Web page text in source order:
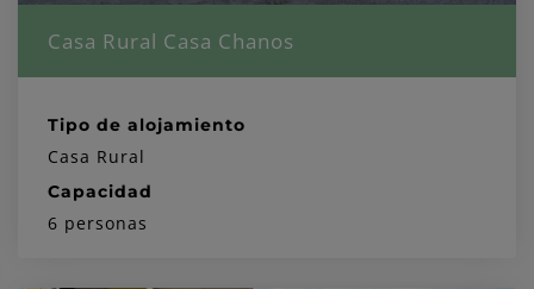
Casa Rural Casa Chanos
Tipo de alojamiento
Casa Rural
Capacidad
6 personas